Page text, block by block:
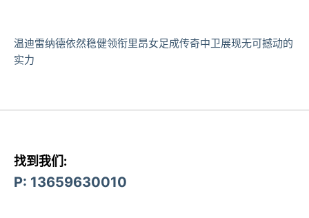
温迪雷纳德依然稳健领衔里昂女足成传奇中卫展现无可撼动的
实力
找到我们:
P: 13659630010